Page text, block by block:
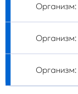
Организм:
Организм:
Организм: